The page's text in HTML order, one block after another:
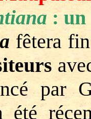
: un
fêtera
par